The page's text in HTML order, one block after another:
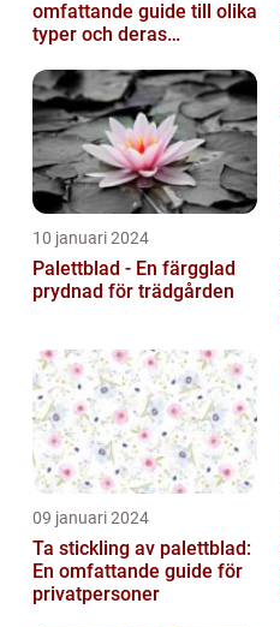
omfattande guide till olika
typer och deras
10 januari 2024
Palettblad - En färgglad
prydnad för trädgården
09 januari 2024
Ta stickling av palettblad:
En omfattande guide för
privatpersoner